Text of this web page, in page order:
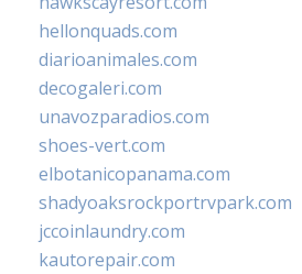
hellonquads.com
diarioanimales.com
decogaleri.com
unavozparadios.com
shoes-vert.com
elbotanicopanama.com
shadyoaksrockportrvpark.com
jccoinlaundry.com
kautorepair.com